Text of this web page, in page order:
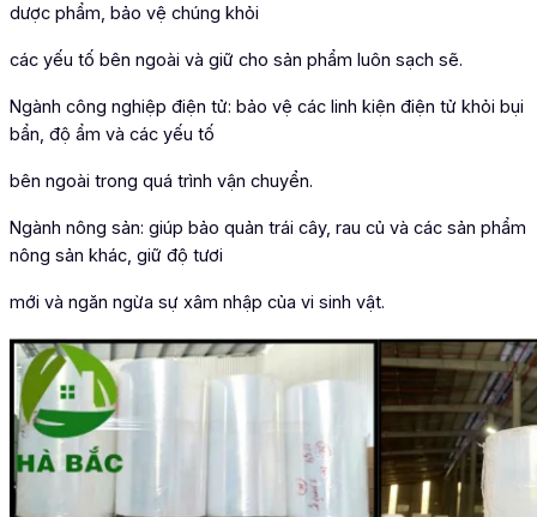
dược phẩm, bảo vệ chúng khỏi
các yếu tố bên ngoài và giữ cho sản phẩm luôn sạch sẽ.
Ngành công nghiệp điện tử: bảo vệ các linh kiện điện tử khỏi bụi
bẩn, độ ẩm và các yếu tố
bên ngoài trong quá trình vận chuyển.
Ngành nông sản: giúp bảo quản trái cây, rau củ và các sản phẩm
nông sản khác, giữ độ tươi
mới và ngăn ngừa sự xâm nhập của vi sinh vật.